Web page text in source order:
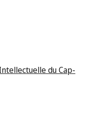
du Cap-